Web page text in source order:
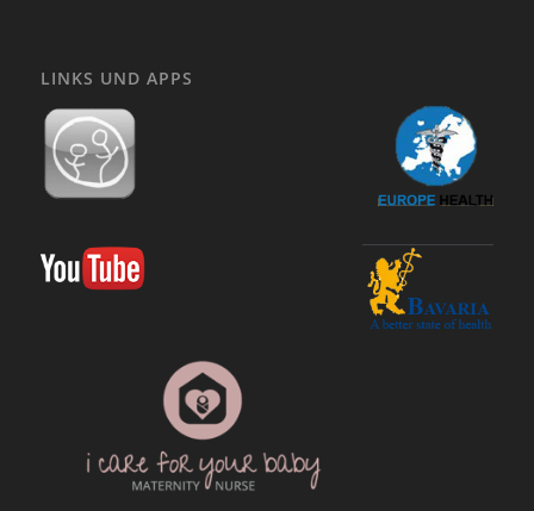
LINKS UND APPS